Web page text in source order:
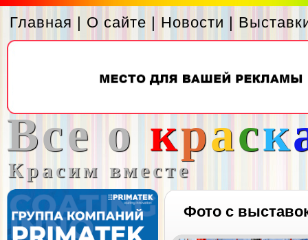
Главная | О сайте | Новости |
Все о краск
Красим вместе
Фото с